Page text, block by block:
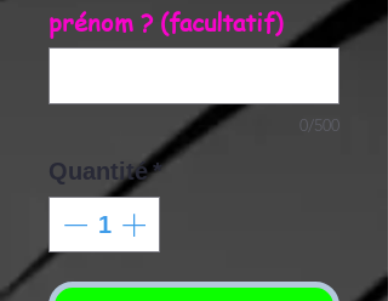
prénom ? (facultatif)
0/500
Quantité*